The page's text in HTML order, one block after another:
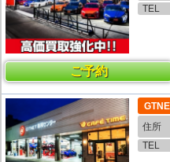
TEL
ご予約
住所
TEL